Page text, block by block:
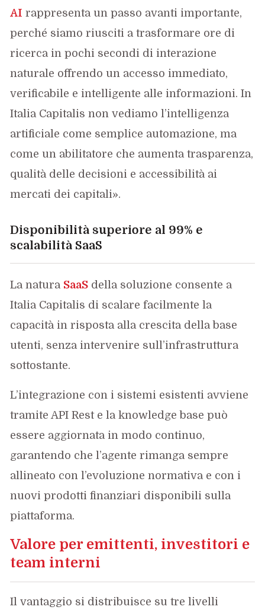
AI rappresenta un passo avanti importante,
perché siamo riusciti a trasformare ore di
ricerca in pochi secondi di interazione
naturale offrendo un accesso immediato,
verificabile e intelligente alle informazioni. In
Italia Capitalis non vediamo l’intelligenza
artificiale come semplice automazione, ma
come un abilitatore che aumenta trasparenza,
qualità delle decisioni e accessibilità ai
mercati dei capitali».
Disponibilità superiore al 99% e
scalabilità SaaS
La natura SaaS della soluzione consente a
Italia Capitalis di scalare facilmente la
capacità in risposta alla crescita della base
utenti, senza intervenire sull’infrastruttura
sottostante.
L’integrazione con i sistemi esistenti avviene
tramite API Rest e la knowledge base può
essere aggiornata in modo continuo,
garantendo che l’agente rimanga sempre
allineato con l’evoluzione normativa e con i
nuovi prodotti finanziari disponibili sulla
piattaforma.
Valore per emittenti, investitori e
team interni
Il vantaggio si distribuisce su tre livelli